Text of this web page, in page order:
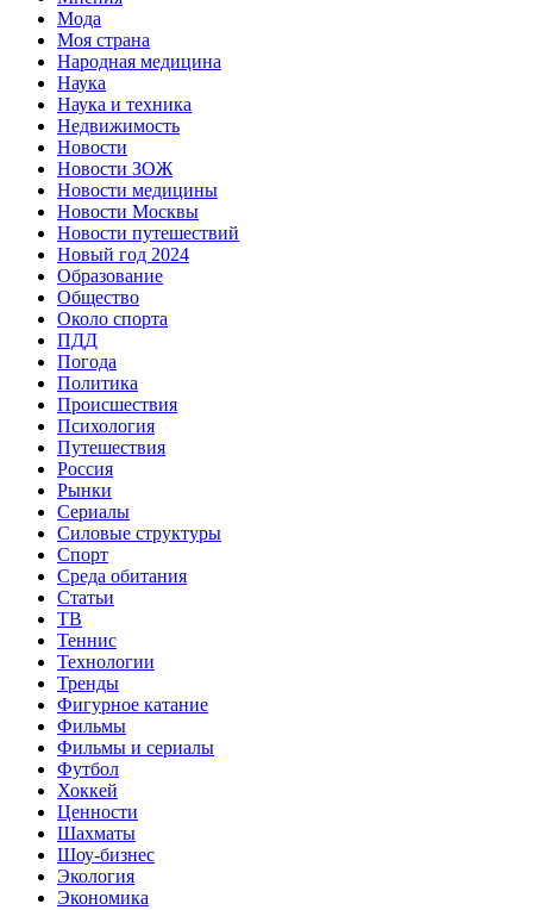
Мода
Моя страна
Народная медицина
Наука
Наука и техника
Недвижимость
Новости
Новости ЗОЖ
Новости медицины
Новости Москвы
Новости путешествий
Новый год 2024
Образование
Общество
Около спорта
ПДД
Погода
Политика
Происшествия
Психология
Путешествия
Россия
Рынки
Сериалы
Силовые структуры
Спорт
Среда обитания
Статьи
ТВ
Теннис
Технологии
Тренды
Фигурное катание
Фильмы
Фильмы и сериалы
Футбол
Хоккей
Ценности
Шахматы
Шоу-бизнес
Экология
Экономика